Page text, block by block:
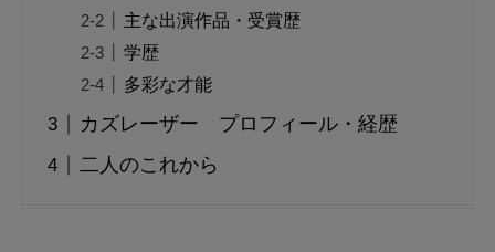
主な出演作品・受賞歴
学歴
多彩な才能
カズレーザー プロフィール・経歴
二人のこれから